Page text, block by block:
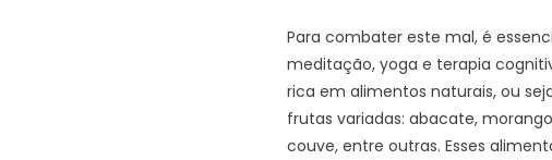
Para combater este mal, é
meditação, yoga e terapia
rica em alimentos naturais, ou
frutas variadas: abacate,
couve, entre outras. Esses